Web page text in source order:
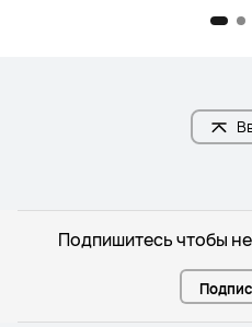
Подпишитесь чтобы